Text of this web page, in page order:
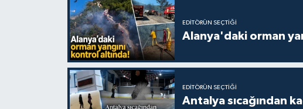
EDITÖRÜN SEÇTIĞI
Alanya'daki orman
EDITÖRÜN SEÇTIĞI
Antalya sıcağından